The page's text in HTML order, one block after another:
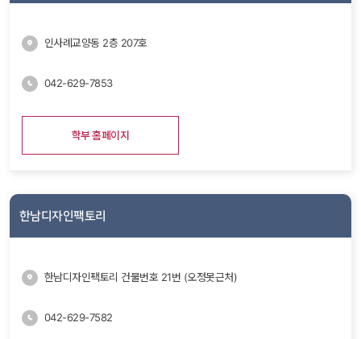
인사례교양동 2층 207호
042-629-7853
학부 홈페이지
한남디자인팩토리
한남디자인팩토리 건물번호 21번 (오정못근처)
042-629-7582